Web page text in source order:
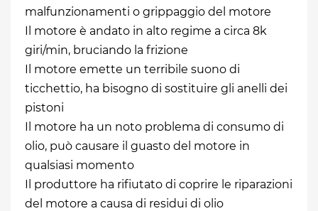
malfunzionamenti o grippaggio del motore
Il motore è andato in alto regime a circa 8k
giri/min, bruciando la frizione
Il motore emette un terribile suono di
ticchettio, ha bisogno di sostituire gli anelli dei
pistoni
Il motore ha un noto problema di consumo di
olio, può causare il guasto del motore in
qualsiasi momento
Il produttore ha rifiutato di coprire le riparazioni
del motore a causa di residui di olio